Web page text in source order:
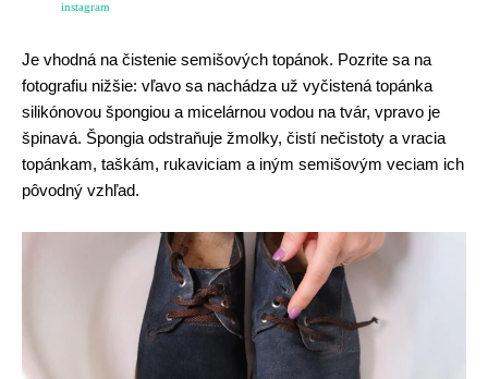
instagram
Je vhodná na čistenie semišových topánok. Pozrite sa na
fotografiu nižšie: vľavo sa nachádza už vyčistená topánka
silikónovou špongiou a micelárnou vodou na tvár, vpravo je
špinavá. Špongia odstraňuje žmolky, čistí nečistoty a vracia
topánkam, taškám, rukaviciam a iným semišovým veciam ich
pôvodný vzhľad.